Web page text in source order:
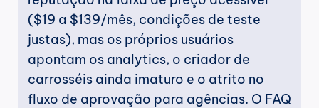
($19 a $139/mês, condições de teste
justas), mas os próprios usuários
apontam os analytics, o criador de
carrosséis ainda imaturo e o atrito no
fluxo de aprovação para agências. O FAQ